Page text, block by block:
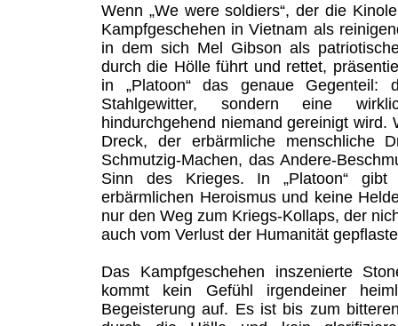
Wenn „We were soldiers“, der die
Kampfgeschehen in Vietnam als
in dem sich Mel Gibson als
durch die Hölle führt und rettet,
in „Platoon“ das genaue Gegenteil:
Stahlgewitter, sondern eine
hindurchgehend niemand gereinigt wird.
Dreck, der erbärmliche menschliche
Schmutzig-Machen, das Andere-
Sinn des Krieges. In „Platoon“
erbärmlichen Heroismus und keine
nur den Weg zum Kriegs-Kollaps, der
auch vom Verlust der Humanität
Das Kampfgeschehen inszenierte
kommt kein Gefühl irgendeiner
Begeisterung auf. Es ist bis zum